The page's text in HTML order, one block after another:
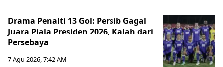
Drama Penalti 13 Gol: Persib Gagal
Juara Piala Presiden 2026, Kalah dari
Persebaya
7 Agu 2026, 7:42 AM